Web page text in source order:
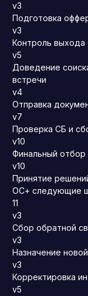
v3
Подготовка
v3
Контроль выхода
v5
Доведение
встречи
v4
Отправка
v7
Проверка СБ и
v10
Финальный
v10
Принятие
ОС+ следующие
11
v3
Сбор обратной
v3
Назначение
v3
Корректировка
v5